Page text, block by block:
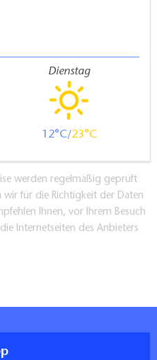
Dienstag
12 23
werden regelmäßig geprüft
für die Richtigkeit der Daten
Ihnen, vor Ihrem Besuch
Internetseiten des Anbieters